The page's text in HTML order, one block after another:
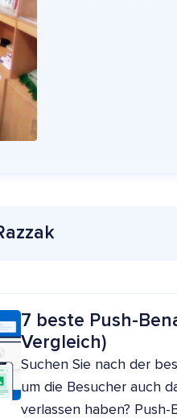
7 beste Push-
Vergleich)
Suchen Sie nach der
um die Besucher auch
verlassen haben?